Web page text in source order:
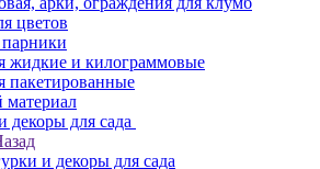
цветов
жидкие и килограммовые
пакетированные
декоры для сада
и декоры для сада